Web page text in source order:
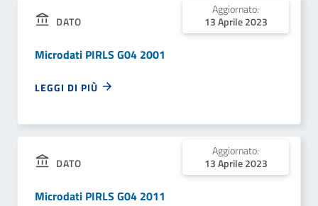
DATO
Aggiornato:
13 Aprile 2023
Microdati PIRLS G04 2001
LEGGI DI PIÙ
DATO
Aggiornato:
13 Aprile 2023
Microdati PIRLS G04 2011